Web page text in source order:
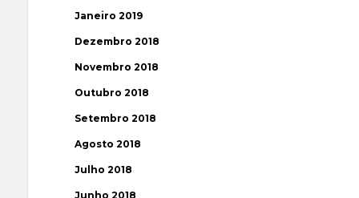
Janeiro 2019
Dezembro 2018
Novembro 2018
Outubro 2018
Setembro 2018
Agosto 2018
Julho 2018
Junho 2018